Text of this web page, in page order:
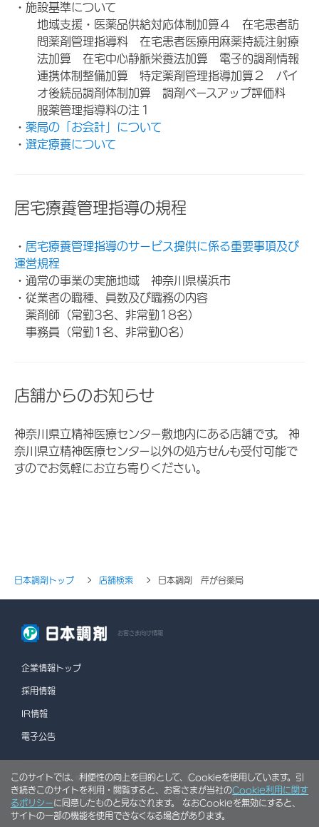
・施設基準について
地域支援・医薬品供給対応体制加算４ 在宅患者訪
問薬剤管理指導料 在宅患者医療用麻薬持続注射療
法加算 在宅中心静脈栄養法加算 電子的調剤情報
連携体制整備加算 特定薬剤管理指導加算２ バイ
オ後続品調剤体制加算 調剤ベースアップ評価料
服薬管理指導料の注１
・ 薬局の「お会計」について
・ 選定療養について
居宅療養管理指導の規程
・ 居宅療養管理指導のサービス提供に係る重要事項及び
運営規程
・通常の事業の実施地域 神奈川県横浜市
・従業者の職種、員数及び職務の内容
薬剤師（常勤3名、非常勤18名）
事務員（常勤1名、非常勤0名）
店舗からのお知らせ
神奈川県立精神医療センター敷地内にある店舗です。 神
奈川県立精神医療センター以外の処方せんも受付可能で
すのでお気軽にお立ち寄りください。
日本調剤トップ 店舗検索 日本調剤 芹が谷薬局
お客さま向け情報
企業情報トップ
採用情報
IR情報
電子公告
情報セキュリティポリシー 個人情報保護方針
利用規約
サイトマップ
このサイトでは、利便性の向上を目的として、Cookieを使用しています。引
き続きこのサイトを利用・閲覧すると、お客さまが当社のCookie利用に関す
るポリシーに同意したものと見なされます。 なおCookieを無効にすると、
サイトの一部の機能を使用できなくなる場合があります。